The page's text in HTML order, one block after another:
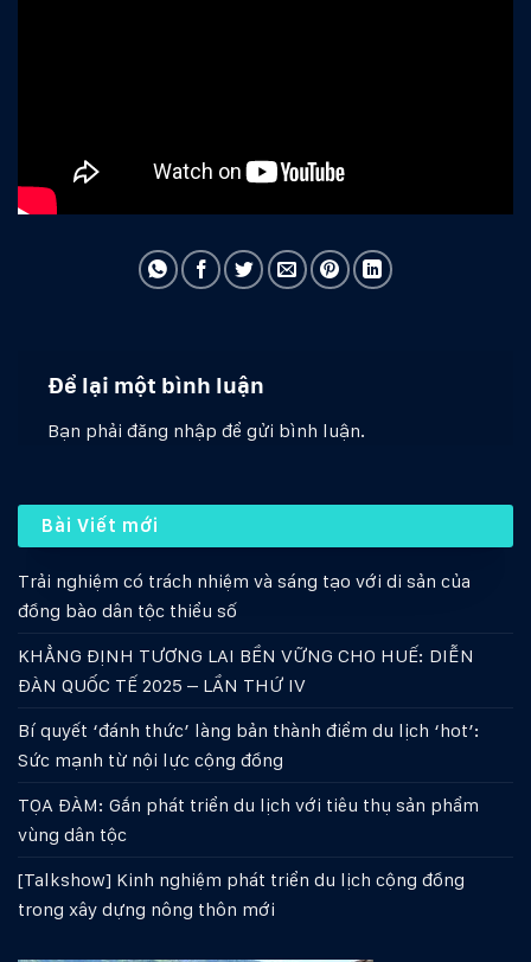
Để lại một bình luận
Bạn phải đăng nhập để gửi bình luận.
Bài Viết mới
Trải nghiệm có trách nhiệm và sáng tạo với di sản của
đồng bào dân tộc thiểu số
KHẲNG ĐỊNH TƯƠNG LAI BỀN VỮNG CHO HUẾ: DIỄN
ĐÀN QUỐC TẾ 2025 – LẦN THỨ IV
Bí quyết ‘đánh thức’ làng bản thành điểm du lịch ‘hot’:
Sức mạnh từ nội lực cộng đồng
TỌA ĐÀM: Gắn phát triển du lịch với tiêu thụ sản phẩm
vùng dân tộc
[Talkshow] Kinh nghiệm phát triển du lịch cộng đồng
trong xây dựng nông thôn mới